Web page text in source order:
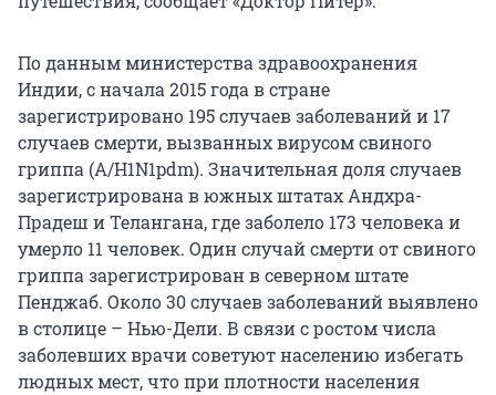
По данным министерства здравоохранения
Индии, с начала 2015 года в стране
зарегистрировано 195 случаев заболеваний и 17
случаев смерти, вызванных вирусом свиного
гриппа (А/H1N1pdm). Значительная доля случаев
зарегистрирована в южных штатах Андхра-
Прадеш и Телангана, где заболело 173 человека и
умерло 11 человек. Один случай смерти от свиного
гриппа зарегистрирован в северном штате
Пенджаб. Около 30 случаев заболеваний выявлено
в столице – Нью-Дели. В связи с ростом числа
заболевших врачи советуют населению избегать
людных мест, что при плотности населения